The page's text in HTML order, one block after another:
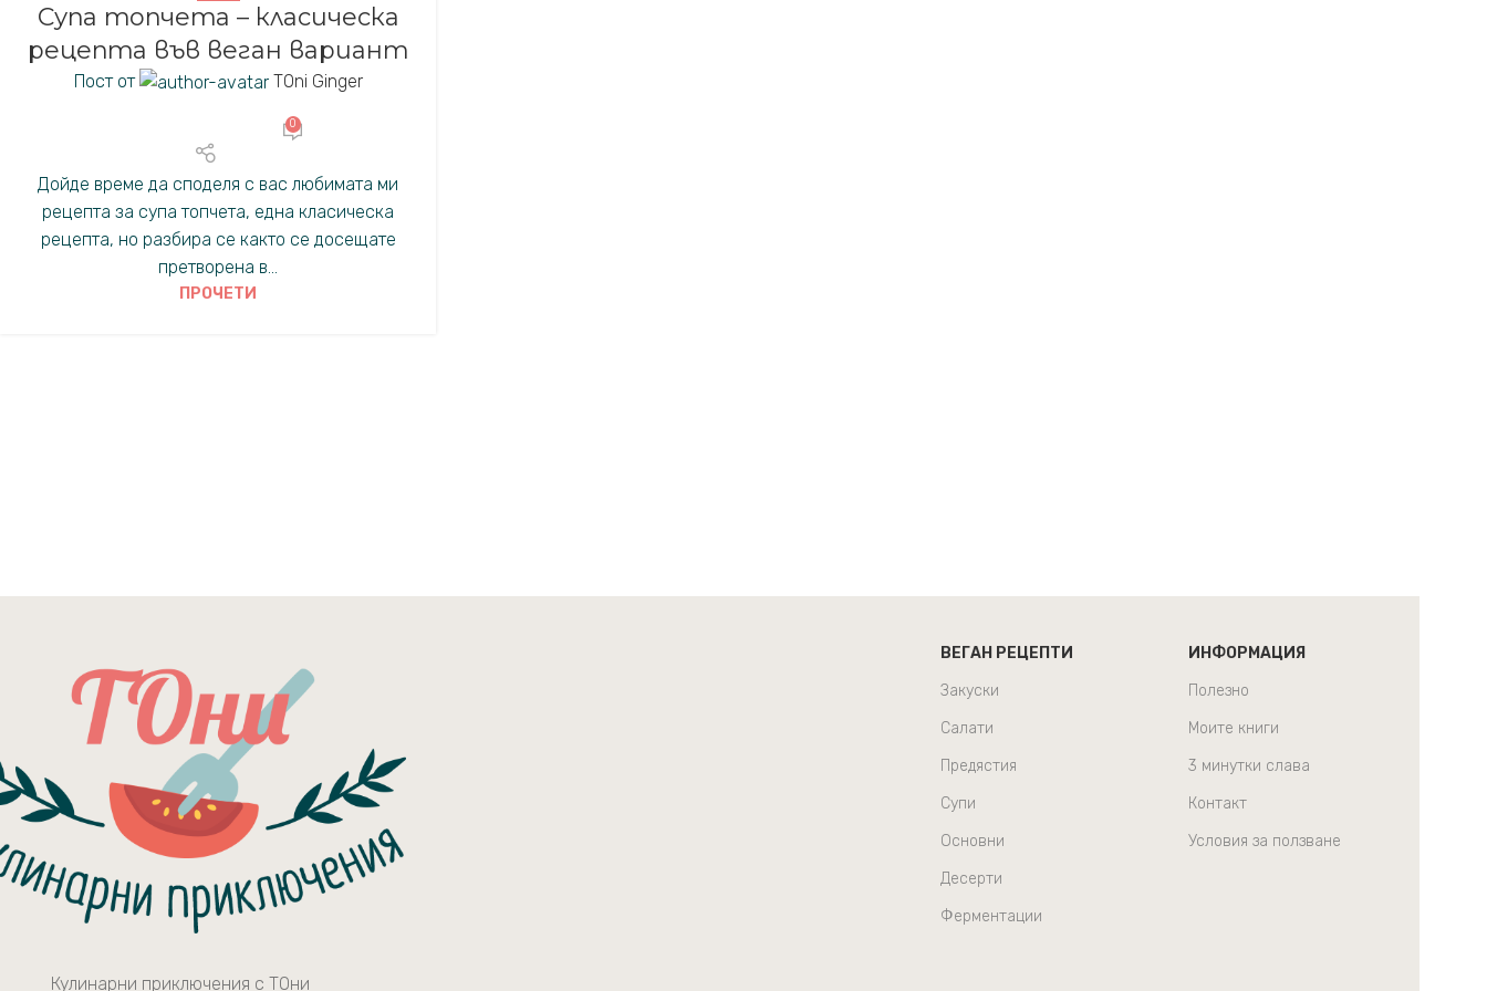
Супа топчета – класическа
рецепта във веган вариант
Пост от TOni Ginger
0
Дойде време да споделя с вас любимата ми
рецепта за супа топчета, една класическа
рецепта, но разбира се както се досещате
претворена в...
ПРОЧЕТИ
Кулинарни приключения с ТОни
ВЕГАН РЕЦЕПТИ
Закуски
Салати
Предястия
Супи
Основни
Десерти
Ферментации
ИНФОРМАЦИЯ
Полезно
Моите книги
3 минутки слава
Контакт
Условия за ползване